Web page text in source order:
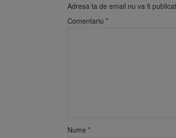
Adresa ta de email nu va fi
Comentariu *
Nume *